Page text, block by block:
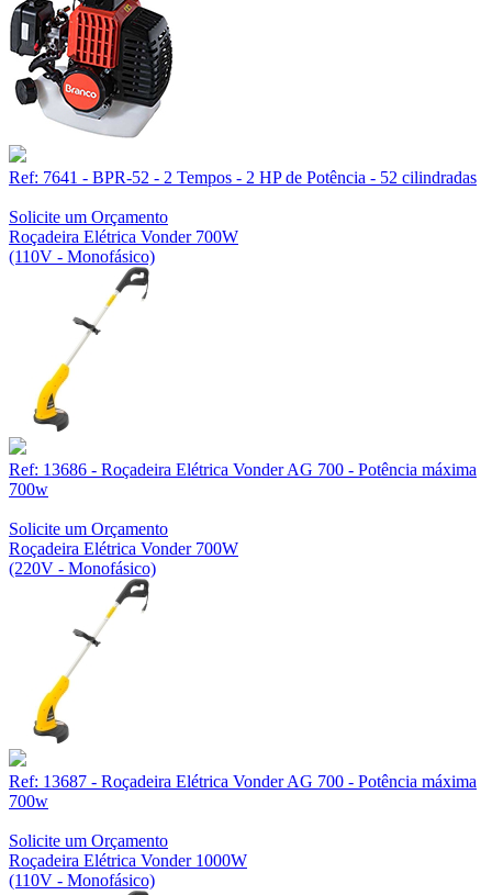
Ref: 7641 - BPR-52 - 2 Tempos - 2 HP de Potência - 52 cilindradas
Solicite um Orçamento
Roçadeira Elétrica Vonder 700W
(110V - Monofásico)
Ref: 13686 - Roçadeira Elétrica Vonder AG 700 - Potência máxima
700w
Solicite um Orçamento
Roçadeira Elétrica Vonder 700W
(220V - Monofásico)
Ref: 13687 - Roçadeira Elétrica Vonder AG 700 - Potência máxima
700w
Solicite um Orçamento
Roçadeira Elétrica Vonder 1000W
(110V - Monofásico)